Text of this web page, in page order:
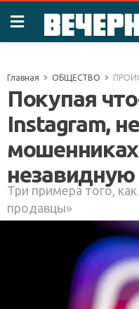
Главная ОБЩЕСТВО
Покупая
Instagram,
незавидную
Три примера того,
продавцы»